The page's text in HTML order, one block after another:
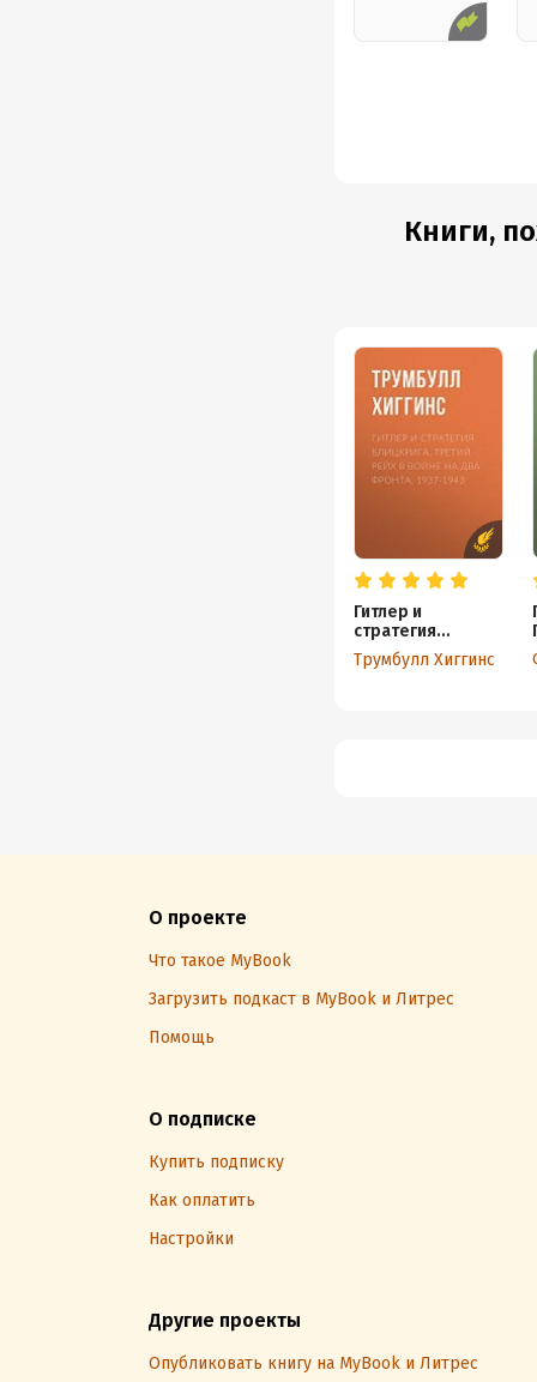
Книги,
Гитлер и
стратегия
блицкрига.
Третий рейх в
Трумбулл Хиггинс
О проекте
Что такое MyBook
Загрузить подкаст в MyBook и Литрес
Помощь
О подписке
Купить подписку
Как оплатить
Настройки
Другие проекты
Опубликовать книгу на MyBook и Литрес